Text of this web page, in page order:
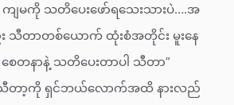
ျမကို သတိပေးဖော်ရသေးသားပဲ….အ
တာတစ်ယောက် ထုံးစံအတိုင်း မူးနေ
စေတနာနဲ့ သတိပေးတာပါ သီတာ”
သီတာ့ကို ရှင်ဘယ်လောက်အထိ နားလည်